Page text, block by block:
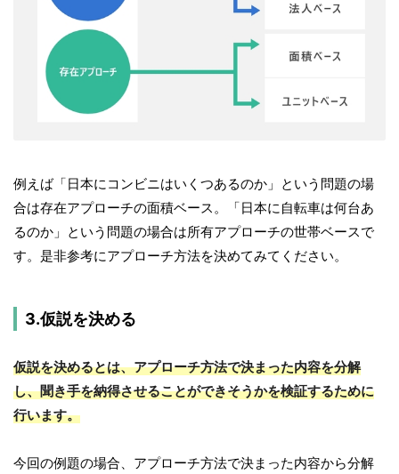
例えば「日本にコンビニはいくつあるのか」という問題の場
合は存在アプローチの面積ベース。「日本に自転車は何台あ
るのか」という問題の場合は所有アプローチの世帯ベースで
す。是非参考にアプローチ方法を決めてみてください。
3.仮説を決める
仮説を決めるとは、アプローチ方法で決まった内容を分解
し、聞き手を納得させることができそうかを検証するために
行います。
今回の例題の場合、アプローチ方法で決まった内容から分解